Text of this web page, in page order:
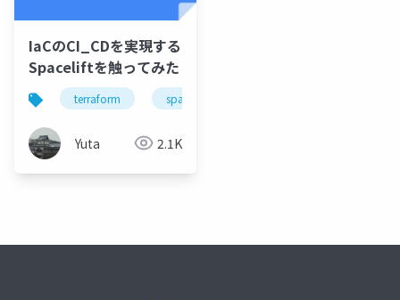
IaCのCI_CDを実現する
Spaceliftを触ってみた
terraform spacelift
Yuta 2.1K